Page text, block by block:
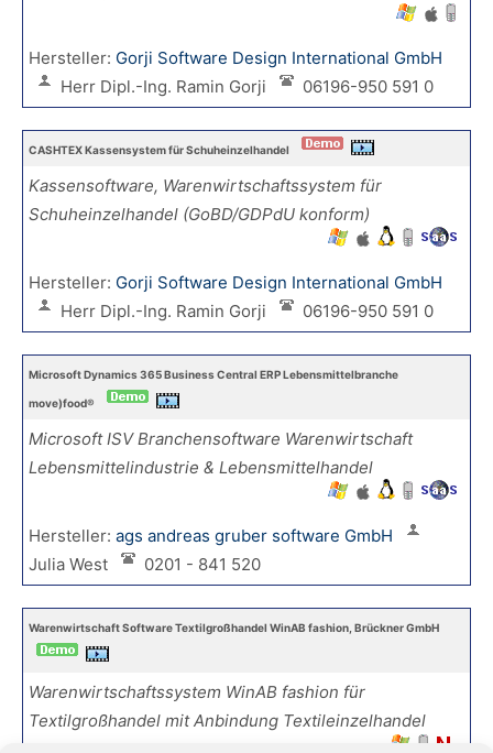
Hersteller: Gorji Software Design International GmbH
Herr Dipl.-Ing. Ramin Gorji
06196-950 591 0
CASHTEX Kassensystem für Schuheinzelhandel
Kassensoftware, Warenwirtschaftssystem für
Schuheinzelhandel (GoBD/GDPdU konform)
Hersteller: Gorji Software Design International GmbH
Herr Dipl.-Ing. Ramin Gorji
06196-950 591 0
Microsoft Dynamics 365 Business Central ERP Lebensmittelbranche
move)food®
Microsoft ISV Branchensoftware Warenwirtschaft
Lebensmittelindustrie & Lebensmittelhandel
Hersteller: ags andreas gruber software GmbH
Julia West
0201 - 841 520
Warenwirtschaft Software Textilgroßhandel WinAB fashion, Brückner GmbH
Warenwirtschaftssystem WinAB fashion für
Textilgroßhandel mit Anbindung Textileinzelhandel